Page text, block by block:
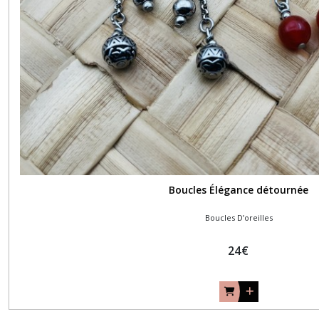
Boucles Élégance détournée
Boucles D’oreilles
24€